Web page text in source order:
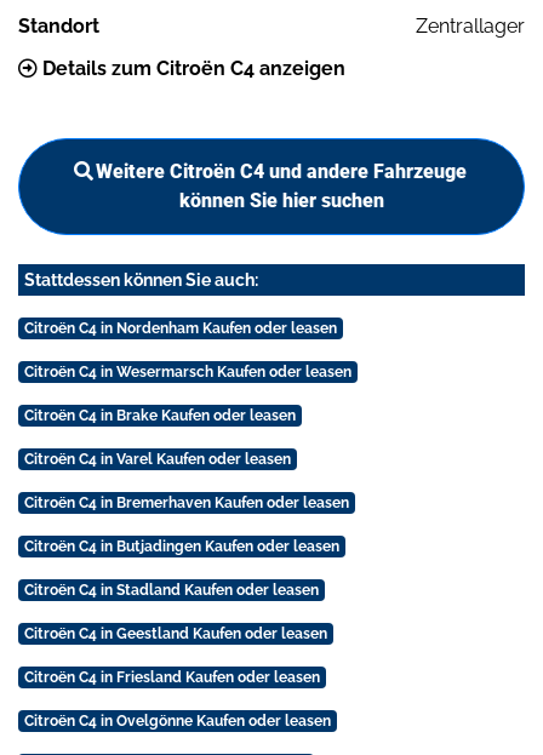
Standort
Zentrallager
Details zum Citroën C4 anzeigen
Weitere Citroën C4 und andere Fahrzeuge
können Sie hier suchen
Stattdessen können Sie auch:
Citroën C4 in Nordenham Kaufen oder leasen
Citroën C4 in Wesermarsch Kaufen oder leasen
Citroën C4 in Brake Kaufen oder leasen
Citroën C4 in Varel Kaufen oder leasen
Citroën C4 in Bremerhaven Kaufen oder leasen
Citroën C4 in Butjadingen Kaufen oder leasen
Citroën C4 in Stadland Kaufen oder leasen
Citroën C4 in Geestland Kaufen oder leasen
Citroën C4 in Friesland Kaufen oder leasen
Citroën C4 in Ovelgönne Kaufen oder leasen